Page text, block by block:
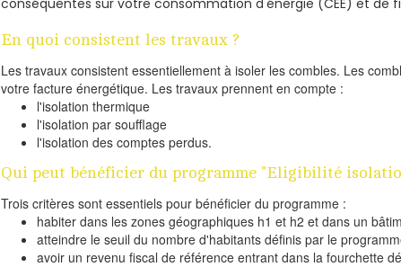
En quoi consistent les travaux ?
Les travaux consistent essentiellement à isoler les combles. Les
votre facture énergétique. Les travaux prennent en compte :
l'isolation thermique
l'isolation par soufflage
l'isolation des comptes perdus.
Qui peut bénéficier du programme "Eligibilité
Trois critères sont essentiels pour bénéficier du programme :
habiter dans les zones géographiques h1 et h2 et dans un
atteindre le seuil du nombre d'habitants définis par le
avoir un revenu fiscal de référence entrant dans la fourchette